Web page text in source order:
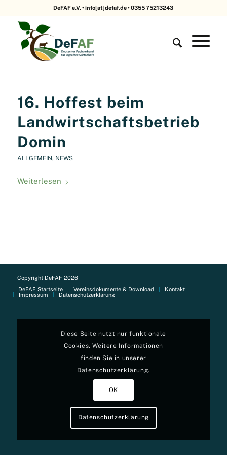
DeFAF e.V. • info[at]defaf.de • 0355 75213243
16. Hoffest beim
Landwirtschaftsbetrieb
Domin
ALLGEMEIN, NEWS
Weiterlesen
Copyright DeFAF 2026
DeFAF Startseite
Vereinsdokumente & Download
Kontakt
Impressum
Datenschutzerklärung
Diese Seite nutzt nur funktionale
Cookies. Weitere Informationen
finden Sie in unserer
Datenschutzerklärung.
OK
Datenschutzerklärung